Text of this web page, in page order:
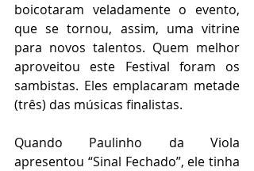
boicotaram veladamente o evento,
que se tornou, assim, uma vitrine
para novos talentos. Quem melhor
aproveitou este Festival foram os
sambistas. Eles emplacaram metade
(três) das músicas finalistas.
Quando Paulinho da Viola
apresentou “Sinal Fechado”, ele tinha